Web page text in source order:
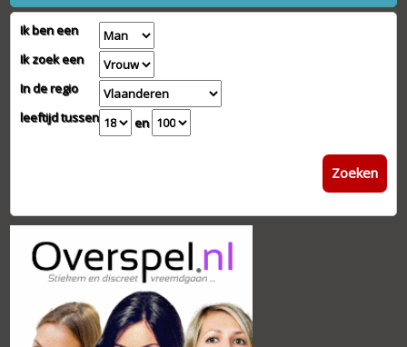
Ik ben een
Ik zoek een
In de regio
leeftijd tussen
en
Zoeken